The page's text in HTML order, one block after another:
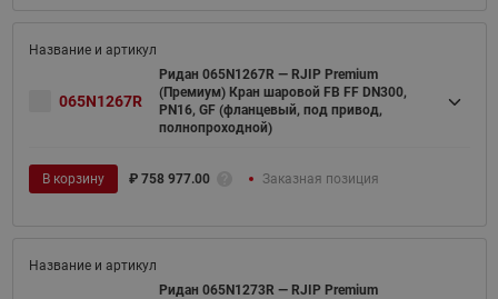
065N1267R
Ридан 065N1267R — RJIP Premium
(Премиум) Кран шаровой FB FF DN300,
PN16, GF (фланцевый, под привод,
полнопроходной)
В корзину ₽ 758 977.00 Заказная позиция
Ридан 065N1273R — RJIP Premium